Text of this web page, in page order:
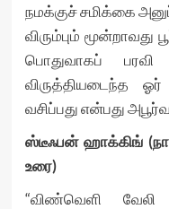
நமக்குச் சமிக்கை
விரும்பும் மூன்றாவது
பொதுவாகப் பரவி
விருத்தியடைந்த ஓர்
வசிப்பது என்பது
ஸ்டீஃபன் ஹாக்கிங்
உரை)
“விண்வெளி